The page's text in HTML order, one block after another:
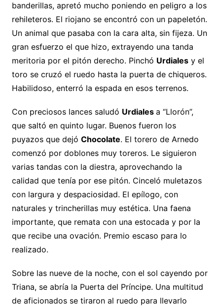
banderillas, apretó mucho poniendo en peligro a los
rehileteros. El riojano se encontró con un papeletón.
Un animal que pasaba con la cara alta, sin fijeza. Un
gran esfuerzo el que hizo, extrayendo una tanda
meritoria por el pitón derecho. Pinchó Urdialesy el
toro se cruzó el ruedo hasta la puerta de chiqueros.
Habilidoso, enterró la espada en esos terrenos.
Con preciosos lances saludó Urdiales a “Llorón”,
que saltó en quinto lugar. Buenos fueron los
puyazos que dejó Chocolate. El torero de Arnedo
comenzó por doblones muy toreros. Le siguieron
varias tandas con la diestra, aprovechando la
calidad que tenía por ese pitón. Cinceló muletazos
con largura y despaciosidad. El epílogo, con
naturales y trincherillas muy estética. Una faena
importante, que remata con una estocada y por la
que recibe una ovación. Premio escaso para lo
realizado.
Sobre las nueve de la noche, con el sol cayendo por
Triana, se abría la Puerta del Príncipe. Una multitud
de aficionados se tiraron al ruedo para llevarlo